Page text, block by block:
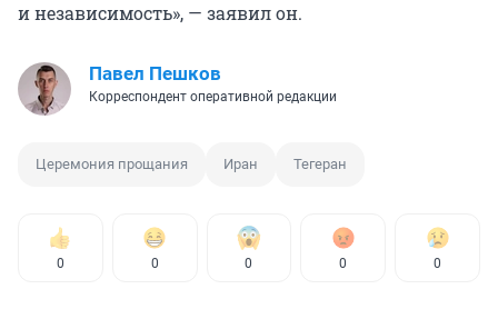
и независимость», — заявил он.
Павел Пешков
Корреспондент оперативной редакции
Церемония прощания Иран Тегеран
0 0 0 0 0